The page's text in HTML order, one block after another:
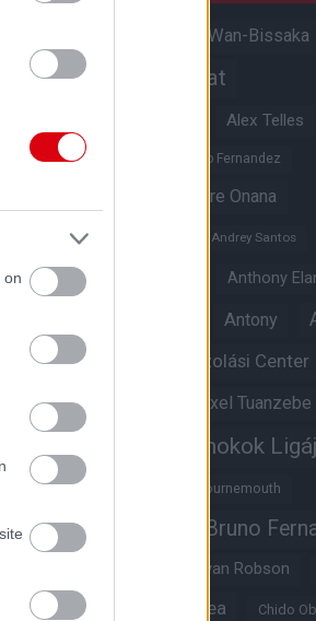
on
Aaron Wan-Bissaka
Akadémiai csapat
Alex Telles
Altay Bayindir Alvaro Fernandez
Andre Onana
Andreas Pereira
Andrey Santos
Angol válogatott Anthony
Antony
Aston Villa Átigazolási Center
Átigazolások Axel Tuanzebe
Bajnokok
Benjamin Sesko Bournemouth
Brandon Williams Bruno
Bryan Robson
Casemiro Chelsea Chido